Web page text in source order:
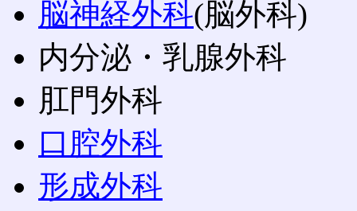
脳神経外科(脳外科)
内分泌・乳腺外科
肛門外科
口腔外科
形成外科